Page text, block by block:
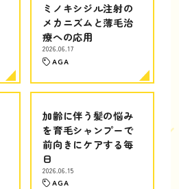
ミノキシジル注射の
メカニズムと薄毛治
療への応用
2026.06.17
AGA
加齢に伴う髪の悩み
を育毛シャンプーで
前向きにケアする毎
日
2026.06.15
AGA